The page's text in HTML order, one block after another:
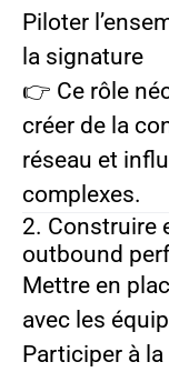
Piloter
la signature
👉 Ce rôle
créer de la
réseau et
complexes.
2. Construire
outbound
Mettre en
avec les
Participer à